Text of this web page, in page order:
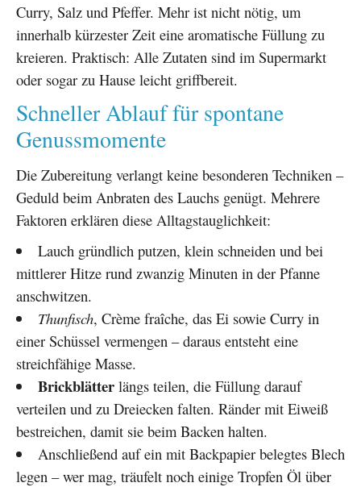
Curry, Salz und Pfeffer. Mehr ist nicht nötig, um
innerhalb kürzester Zeit eine aromatische Füllung zu
kreieren. Praktisch: Alle Zutaten sind im Supermarkt
oder sogar zu Hause leicht griffbereit.
Schneller Ablauf für spontane
Genussmomente
Die Zubereitung verlangt keine besonderen Techniken –
Geduld beim Anbraten des Lauchs genügt. Mehrere
Faktoren erklären diese Alltagstauglichkeit:
Lauch gründlich putzen, klein schneiden und bei
mittlerer Hitze rund zwanzig Minuten in der Pfanne
anschwitzen.
Thunfisch, Crème fraîche, das Ei sowie Curry in
einer Schüssel vermengen – daraus entsteht eine
streichfähige Masse.
Brickblätterlängs teilen, die Füllung darauf
verteilen und zu Dreiecken falten. Ränder mit Eiweiß
bestreichen, damit sie beim Backen halten.
Anschließend auf ein mit Backpapier belegtes Blech
legen – wer mag, träufelt noch einige Tropfen Öl über